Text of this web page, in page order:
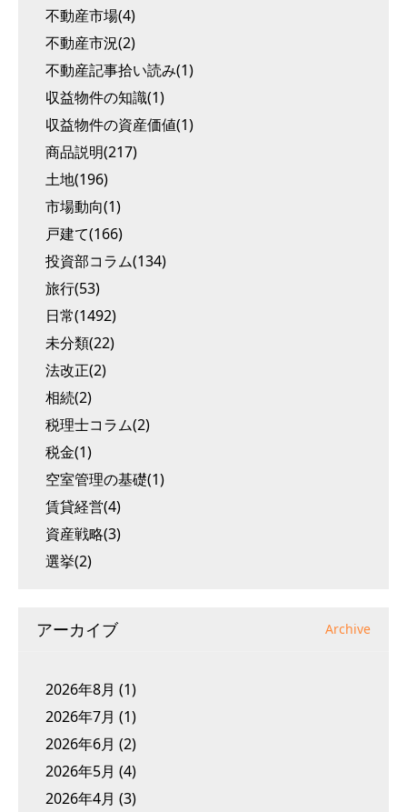
不動産市場(4)
不動産市況(2)
不動産記事拾い読み(1)
収益物件の知識(1)
収益物件の資産価値(1)
商品説明(217)
土地(196)
市場動向(1)
戸建て(166)
投資部コラム(134)
旅行(53)
日常(1492)
未分類(22)
法改正(2)
相続(2)
税理士コラム(2)
税金(1)
空室管理の基礎(1)
賃貸経営(4)
資産戦略(3)
選挙(2)
アーカイブ Archive
2026年8月 (1)
2026年7月 (1)
2026年6月 (2)
2026年5月 (4)
2026年4月 (3)